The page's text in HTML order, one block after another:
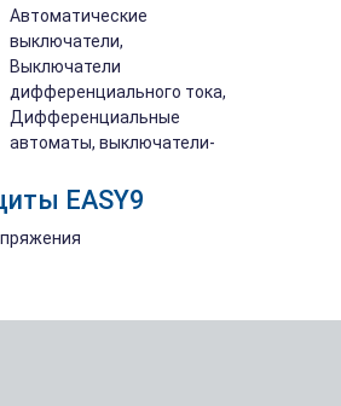
EASY9
Автоматические
выключатели,
Выключатели
дифференциального тока,
Дифференциальные
автоматы, выключатели-